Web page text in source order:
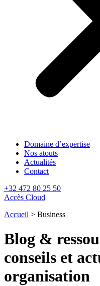
Domaine d’expertise
Nos atouts
Actualités
Contact
+32 472 80 25 50
Accès Cloud
Accueil > Business
Blog &
conseils et
organisation